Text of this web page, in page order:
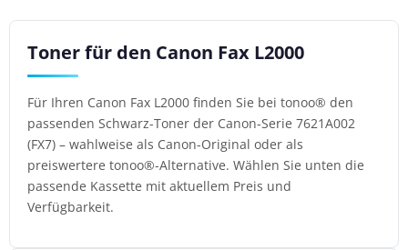
Toner für den Canon Fax L2000
Für Ihren Canon Fax L2000 finden Sie bei tonoo® den
passenden Schwarz-Toner der Canon-Serie 7621A002
(FX7) – wahlweise als Canon-Original oder als
preiswertere tonoo®-Alternative. Wählen Sie unten die
passende Kassette mit aktuellem Preis und
Verfügbarkeit.